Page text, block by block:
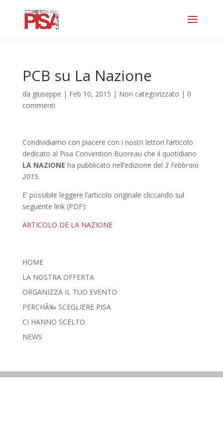
PCB su La Nazione
da giuseppe | Feb 10, 2015 | Non categorizzato | 0
commenti
Condividiamo con piacere con i nostri lettori l’articolo
dedicato al Pisa Convention Buoreau che il quotidiano
LA NAZIONE ha pubblicato nell’edizione del 3 Febbraio
2015.
E’ possibile leggere l’articolo originale cliccando sul
seguente link (PDF):
ARTICOLO DE LA NAZIONE
HOME
LA NOSTRA OFFERTA
ORGANIZZA IL TUO EVENTO
PERCHÃ‰ SCEGLIERE PISA
CI HANNO SCELTO
NEWS